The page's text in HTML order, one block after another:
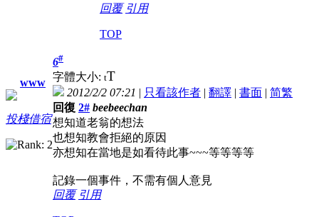
回覆 引用
TOP
www
投棧借宿
6#
字體大小: tT
2012/2/2 07:21 | 只看該作者 | 翻譯 | 書面 | 简繁
回復 2# beebeechan
想知道老翁的想法
也想知教會拒絕的原因
亦想知在當地是如看待此事~~~等等等等
記錄一個事件，不需有個人意見
回覆 引用